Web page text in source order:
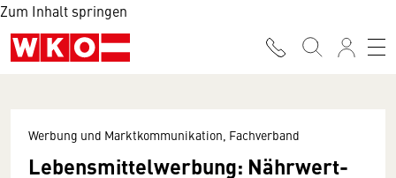
Zum Inhalt springen
Werbung und Marktkommunikation, Fachverband
Lebensmittelwerbung: Nährwert-